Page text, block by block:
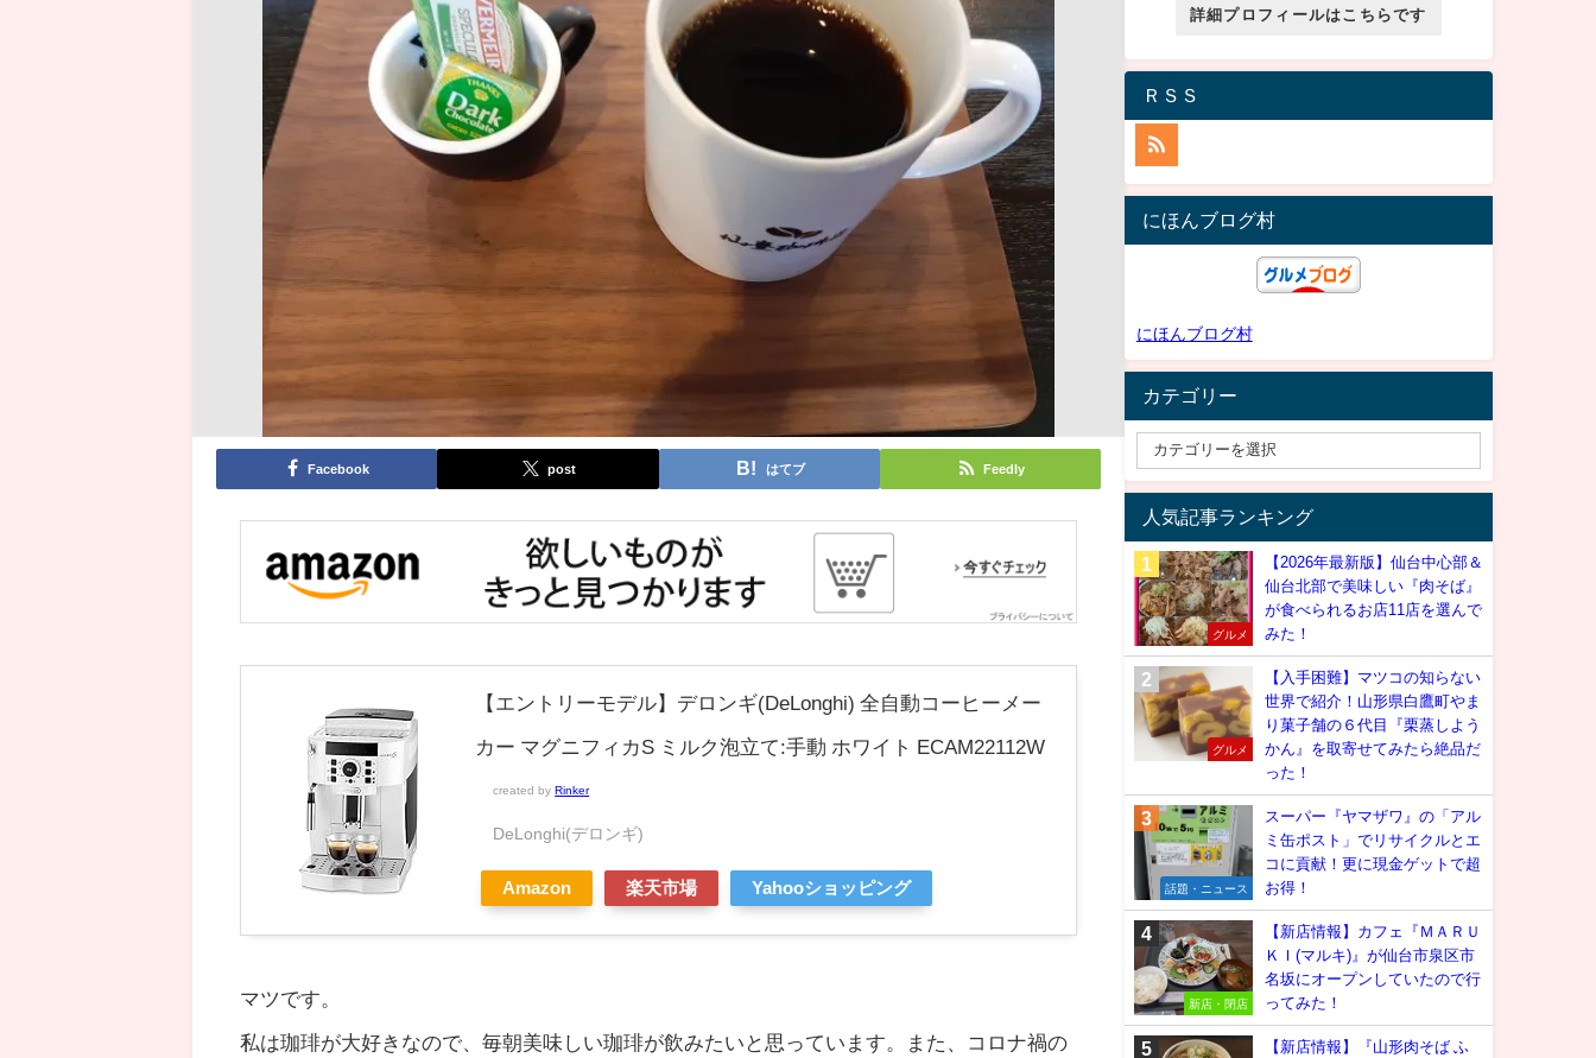
Facebook post はてブ Feedly
【エントリーモデル】デロンギ(DeLonghi) 全自動コーヒーメー
カー マグニフィカS ミルク泡立て:手動 ホワイト ECAM22112W
created byRinker
DeLonghi(デロンギ)
Amazon 楽天市場 Yahooショッピング
マツです。
私は珈琲が大好きなので、毎朝美味しい珈琲が飲みたいと思っています。また、コロナ禍の
詳細プロフィールはこちらです
ＲＳＳ
にほんブログ村
にほんブログ村
カテゴリー
人気記事ランキング
グルメ
【2026年最新版】仙台中心部＆
仙台北部で美味しい『肉そば』
が食べられるお店11店を選んで
みた！
グルメ
【入手困難】マツコの知らない
世界で紹介！山形県白鷹町やま
り菓子舗の６代目『栗蒸しよう
かん』を取寄せてみたら絶品だ
った！
話題・ニュース
スーパー『ヤマザワ』の「アル
ミ缶ポスト」でリサイクルとエ
コに貢献！更に現金ゲットで超
お得！
新店・閉店
【新店情報】カフェ『ＭＡＲＵ
ＫＩ(マルキ)』が仙台市泉区市
名坂にオープンしていたので行
ってみた！
【新店情報】『山形肉そば ふ